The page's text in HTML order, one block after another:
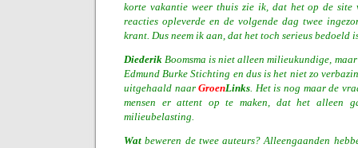
korte vakantie weer thuis zie ik, dat het op de site
reacties opleverde en de volgende dag twee
krant. Dus neem ik aan, dat het toch serieus bedoeld
Diederik Boomsma is niet alleen milieukundige,
Edmund Burke Stichting en dus is het niet zo
uitgehaald naarGroenLinks. Het is nog maar de
mensen er attent op te maken, dat het alleen
milieubelasting.
Wat beweren de twee auteurs? Alleengaanden